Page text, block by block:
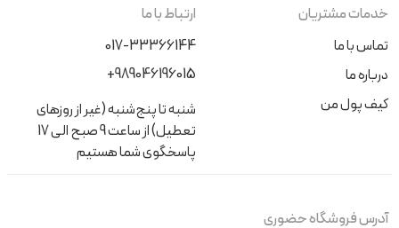
خدمات مشتریان
تماس با ما
درباره ما
کیف پول من
ارتباط با ما
017-33366144
+989046196015
شنبه تا پنج‌شنبه (غیر از روزهای
تعطیل) از ساعت 9 صبح الی 17
پاسخگوی شما هستیم
آدرس فروشگاه حضوری